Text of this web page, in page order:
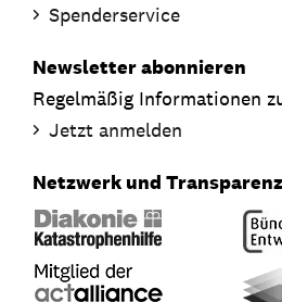
Spenderservice
Newsletter abonnieren
Regelmäßig Informationen
Jetzt anmelden
Netzwerk und Transparenz